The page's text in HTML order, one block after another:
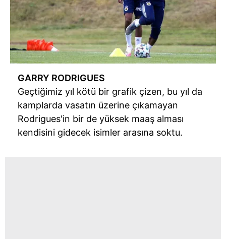
verileriniz işlenmekte olup gerekli olan çerezler bilgi
toplumu hizmetlerinin sunulması amacıyla
kullanılmaktadır. Diğer çerezler, sitemizin daha işlevsel
kılınması ve kişiselleştirilmesi ve sizlere yönelik
reklam/pazarlama faaliyetlerinin yapılması, amaçlarıyla
sınırlı olarak açık rızanız dahilinde kullanılacaktır.
Çerezlere ilişkin tercihlerinizi aşağıda yer alan panel
vasıtasıyla belirleyebilirsiniz. Çerezlere ilişkin detaylı bilgi
için Ayarlar butonuna tıklayabilir,Çerez Bilgilendirme
Metnimiziziyaret edebilirsiniz.
GARRY RODRIGUES
Geçtiğimiz yıl kötü bir grafik çizen, bu yıl da
kamplarda vasatın üzerine çıkamayan
Rodrigues'in bir de yüksek maaş alması
kendisini gidecek isimler arasına soktu.